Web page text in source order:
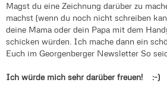
Magst du eine Zeichnung darüber zu
machst (wenn du noch nicht schreiben
deine Mama oder dein Papa mit dem
schicken würden. Ich mache dann ein
Euch im Georgenberger Newsletter So
Ich würde mich sehr darüber freuen! :-)